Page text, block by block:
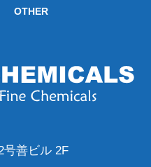
OTHER
号善ビル 2F